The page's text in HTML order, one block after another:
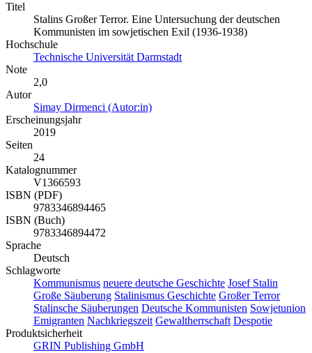
Titel
Stalins Großer Terror. Eine Untersuchung der deutschen
Kommunisten im sowjetischen Exil (1936-1938)
Hochschule
Technische Universität Darmstadt
Note
2,0
Autor
Simay Dirmenci (Autor:in)
Erscheinungsjahr
2019
Seiten
24
Katalognummer
V1366593
ISBN (PDF)
9783346894465
ISBN (Buch)
9783346894472
Sprache
Deutsch
Schlagworte
Kommunismus neuere deutsche Geschichte Josef Stalin
Große Säuberung Stalinismus Geschichte Großer Terror
Stalinsche Säuberungen Deutsche Kommunisten Sowjetunion
Emigranten Nachkriegszeit Gewaltherrschaft Despotie
Produktsicherheit
GRIN Publishing GmbH